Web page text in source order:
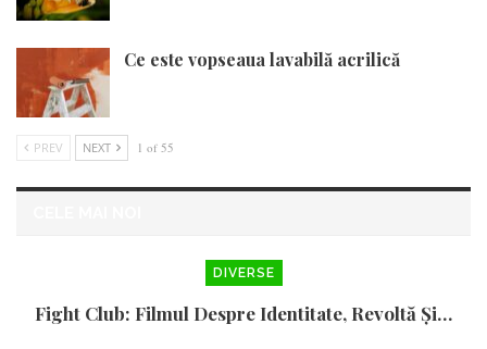
Ce este vopseaua lavabilă acrilică
PREV NEXT 1 of 55
DIVERSE
Fight Club: Filmul Despre Identitate, Revoltă Și…